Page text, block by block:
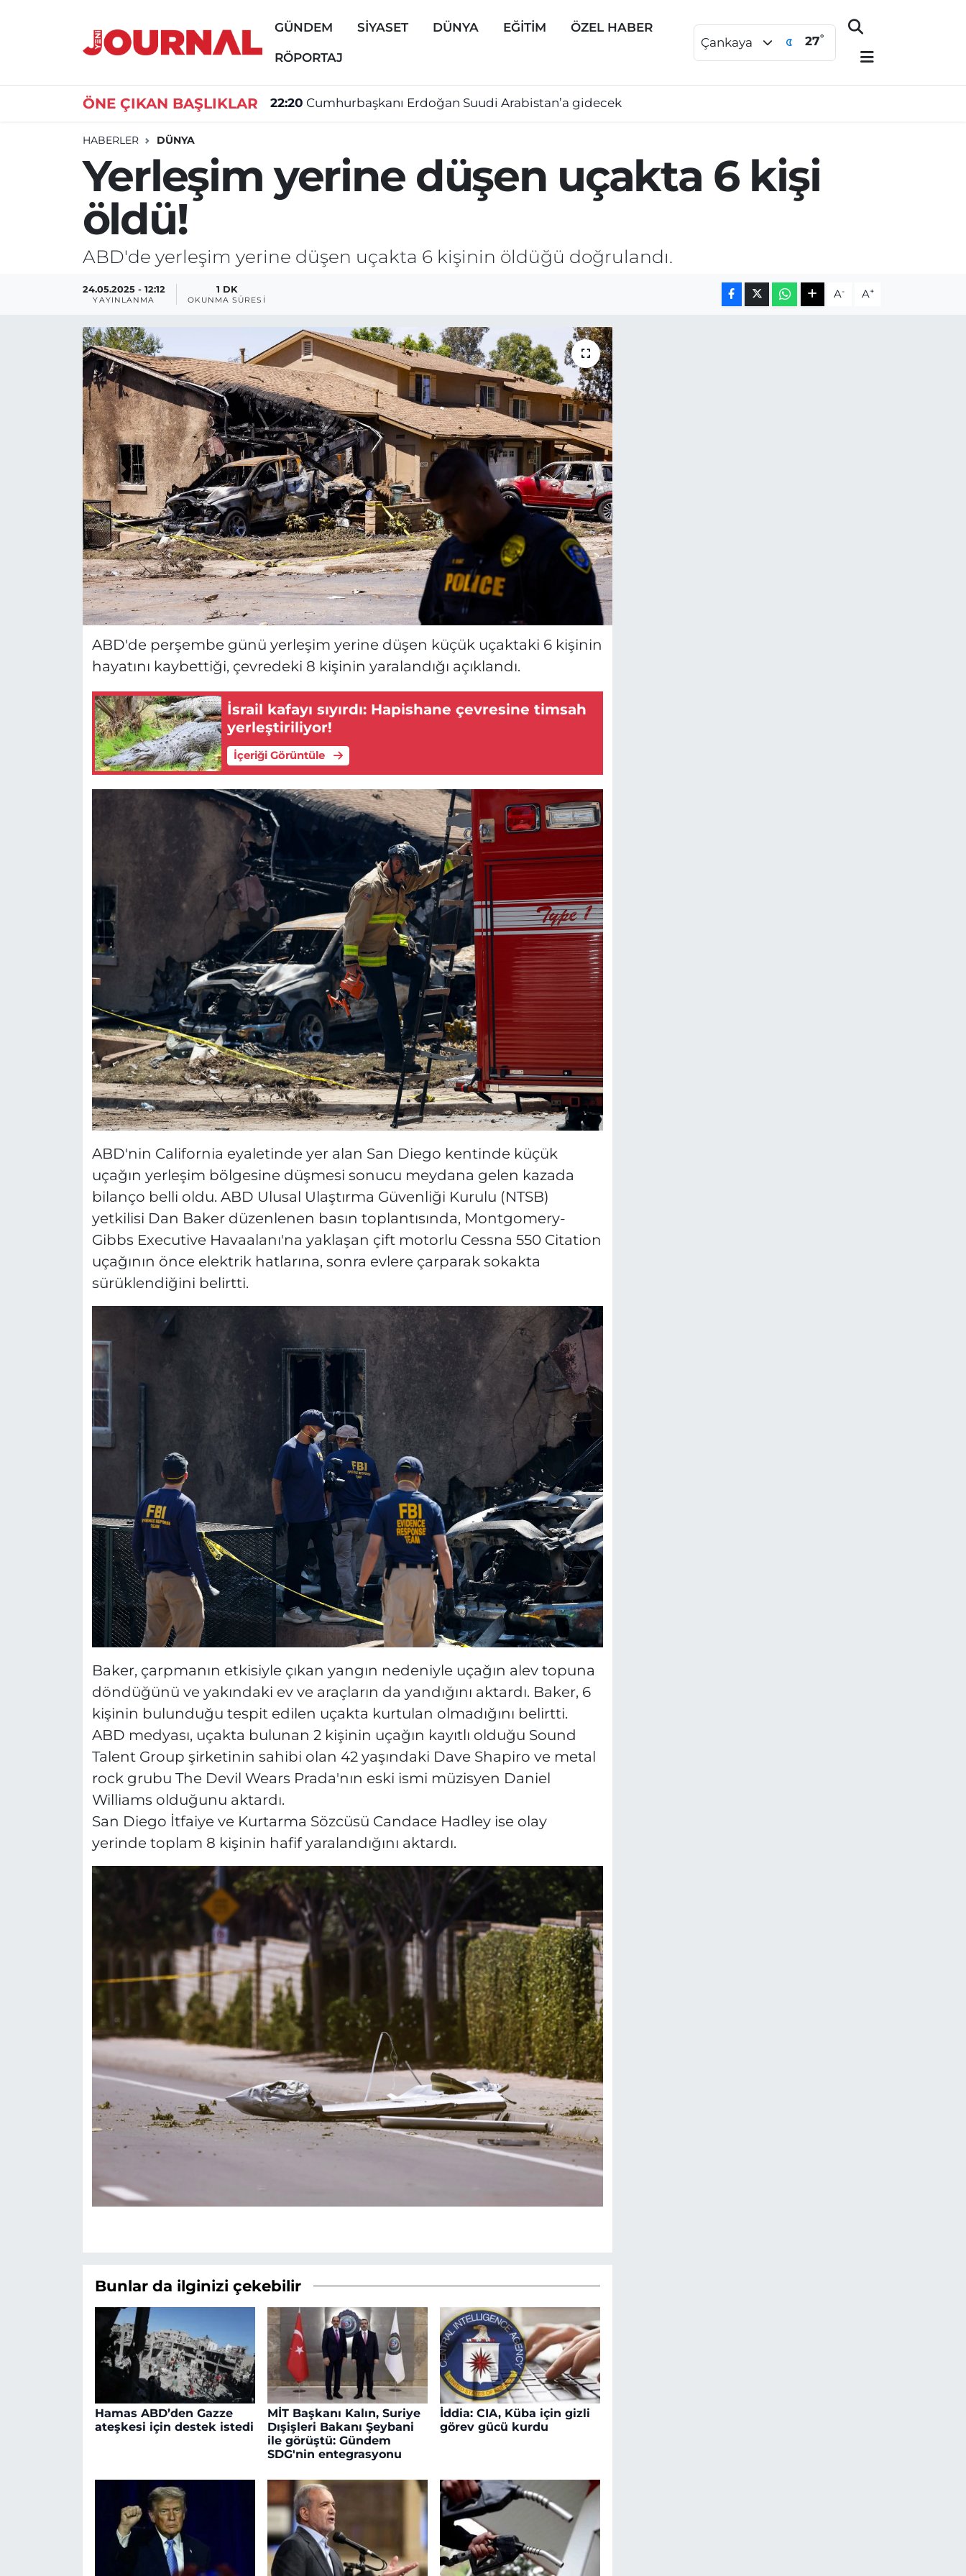
GÜNDEM SİYASET DÜNYA EĞİTİM ÖZEL HABER
RÖPORTAJ
Çankaya 27°
ÖNE ÇIKAN BAŞLIKLAR 22:20 Cumhurbaşkanı Erdoğan Suudi Arabistan’a gidecek
HABERLER DÜNYA
Yerleşim yerine düşen uçakta 6 kişi
öldü!
ABD'de yerleşim yerine düşen uçakta 6 kişinin öldüğü doğrulandı.
24.05.2025 - 12:12
YAYINLANMA
1 DK
OKUNMA SÜRESI A- A+
ABD'de perşembe günü yerleşim yerine düşen küçük uçaktaki 6 kişinin
hayatını kaybettiği, çevredeki 8 kişinin yaralandığı açıklandı.
İsrail kafayı sıyırdı: Hapishane çevresine timsah
yerleştiriliyor!
İçeriği Görüntüle
ABD'nin California eyaletinde yer alan San Diego kentinde küçük
uçağın yerleşim bölgesine düşmesi sonucu meydana gelen kazada
bilanço belli oldu. ABD Ulusal Ulaştırma Güvenliği Kurulu (NTSB)
yetkilisi Dan Baker düzenlenen basın toplantısında, Montgomery-
Gibbs Executive Havaalanı'na yaklaşan çift motorlu Cessna 550 Citation
uçağının önce elektrik hatlarına, sonra evlere çarparak sokakta
sürüklendiğini belirtti.
Baker, çarpmanın etkisiyle çıkan yangın nedeniyle uçağın alev topuna
döndüğünü ve yakındaki ev ve araçların da yandığını aktardı. Baker, 6
kişinin bulunduğu tespit edilen uçakta kurtulan olmadığını belirtti.
ABD medyası, uçakta bulunan 2 kişinin uçağın kayıtlı olduğu Sound
Talent Group şirketinin sahibi olan 42 yaşındaki Dave Shapiro ve metal
rock grubu The Devil Wears Prada'nın eski ismi müzisyen Daniel
Williams olduğunu aktardı.
San Diego İtfaiye ve Kurtarma Sözcüsü Candace Hadley ise olay
yerinde toplam 8 kişinin hafif yaralandığını aktardı.
Bunlar da ilginizi çekebilir
Hamas ABD’den Gazze
ateşkesi için destek istedi
MİT Başkanı Kalın, Suriye
Dışişleri Bakanı Şeybani
ile görüştü: Gündem
SDG'nin entegrasyonu
İddia: CIA, Küba için gizli
görev gücü kurdu
GÜNDEM
DÜNYA
ÖZEL HABER
Nöbetçi Eczaneler
Süper Lig Puan Durumu ve Fikstür
Tüm Manşetler
Son Dakika Haberleri